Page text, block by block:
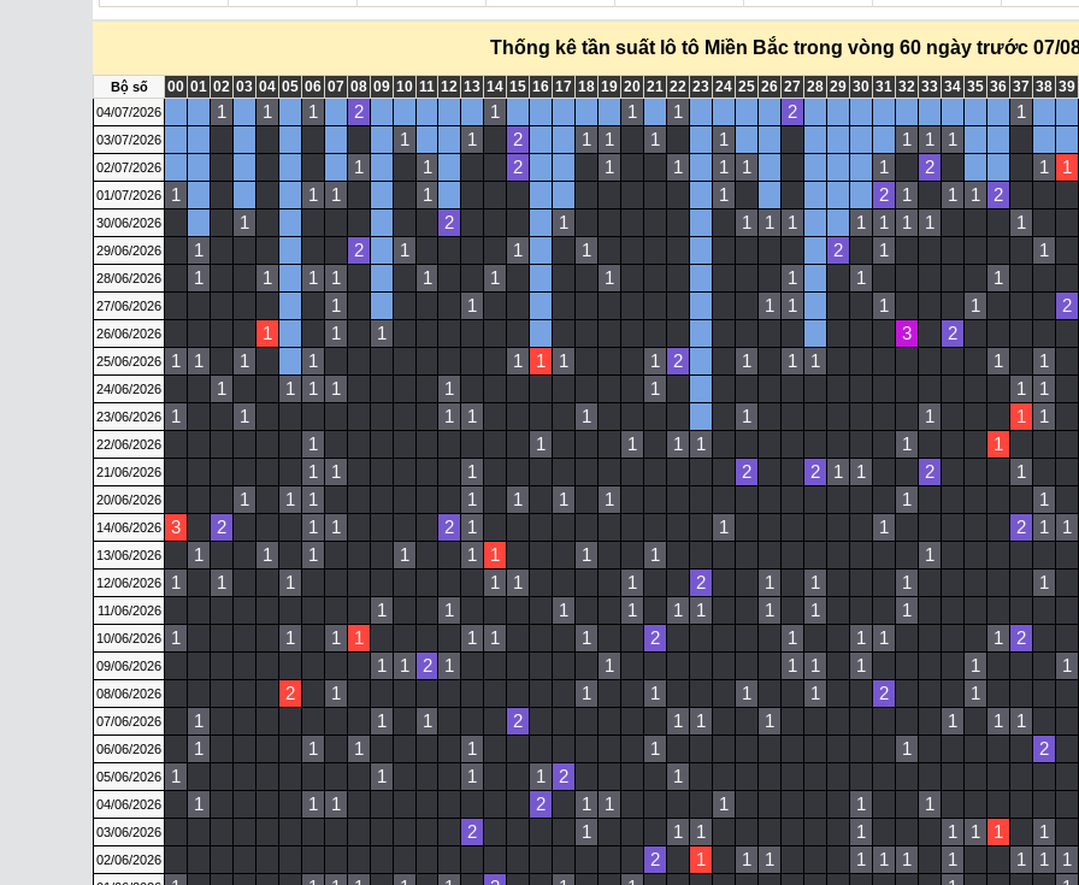
Thống kê tần suất lô tô Miền Bắc trong vòng 60 ngày trước 07/
Bộ số 00 01 02 03 04 05 06 07 08 09 10 11 12 13 14 15 16 17 18 19 20 21 22 23 24 25 26 27 28 29 30 31 32 33 34 35 36 37 38 39
04/07/2026 1 1 1 2 1 1 1 2 1
03/07/2026 1 1 2 1 1 1 1 1 1 1
02/07/2026 1 1 2 1 1 1 1 1 2 1 1
01/07/2026 1 1 1 1 1 2 1 1 1 2
30/06/2026 1 2 1 1 1 1 1 1 1 1 1
29/06/2026 1 2 1 1 1 2 1 1
28/06/2026 1 1 1 1 1 1 1 1 1 1
27/06/2026 1 1 1 1 1 1 2
26/06/2026 1 1 1 3 2
25/06/2026 1 1 1 1 1 1 1 1 2 1 1 1 1 1
24/06/2026 1 1 1 1 1 1 1 1
23/06/2026 1 1 1 1 1 1 1 1 1
22/06/2026 1 1 1 1 1 1 1
21/06/2026 1 1 1 2 2 1 1 2 1
20/06/2026 1 1 1 1 1 1 1 1 1
14/06/2026 3 2 1 1 2 1 1 1 2 1 1
13/06/2026 1 1 1 1 1 1 1 1 1
12/06/2026 1 1 1 1 1 1 2 1 1 1 1
11/06/2026 1 1 1 1 1 1 1 1 1
10/06/2026 1 1 1 1 1 1 1 2 1 1 1 1 2
09/06/2026 1 1 2 1 1 1 1 1 1 1
08/06/2026 2 1 1 1 1 1 2 1
07/06/2026 1 1 1 2 1 1 1 1 1 1
06/06/2026 1 1 1 1 1 1 2
05/06/2026 1 1 1 1 2 1
04/06/2026 1 1 1 2 1 1 1 1 1
03/06/2026 2 1 1 1 1 1 1 1 1
02/06/2026 2 1 1 1 1 1 1 1 1 1 1